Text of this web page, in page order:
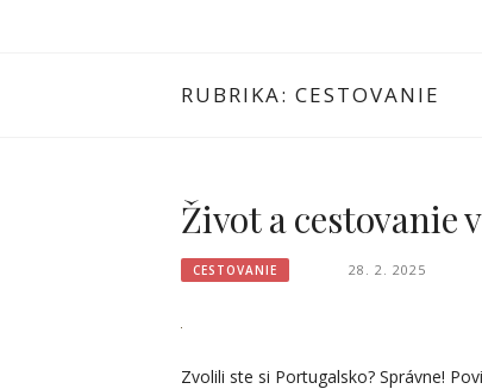
RUBRIKA: CESTOVANIE
Život a cestovanie
CESTOVANIE 28. 2. 2025
Zvolili ste si Portugalsko? Správne!